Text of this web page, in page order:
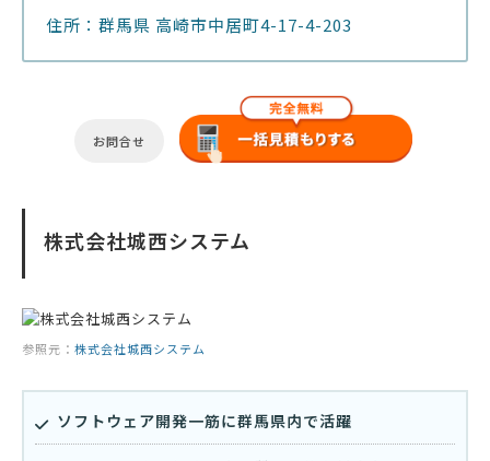
住所：群馬県 高崎市中居町4-17-4-203
お問合せ
株式会社城西システム
参照元： 株式会社城西システム
ソフトウェア開発一筋に群馬県内で活躍